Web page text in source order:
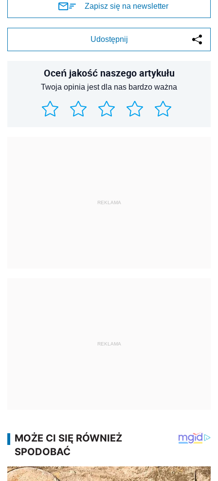
Zapisz się na newsletter
Udostępnij
Oceń jakość naszego artykułu
Twoja opinia jest dla nas bardzo ważna
REKLAMA
REKLAMA